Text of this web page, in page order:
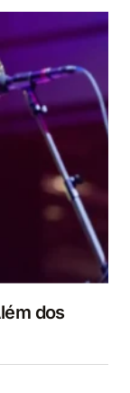
dos